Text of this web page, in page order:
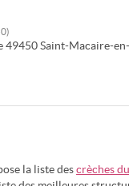
49450 Saint-Macaire-
la liste des crèches